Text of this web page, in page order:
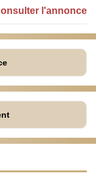
l'annonce